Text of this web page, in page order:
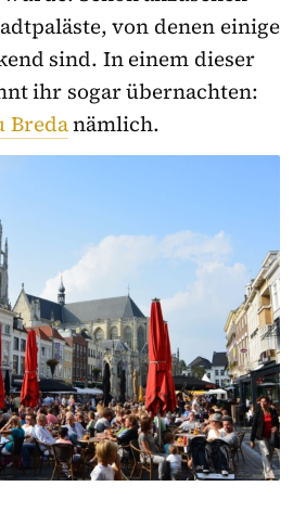
von denen einige
sind. In einem dieser
ihr sogar übernachten:
Bredanämlich.